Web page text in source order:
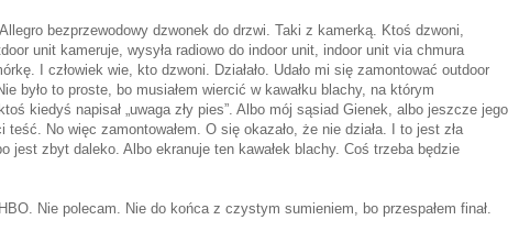
bezprzewodowy dzwonek do drzwi. Taki z kamerką. Ktoś dzwoni,
unit kameruje, wysyła radiowo do indoor unit, indoor unit via chmura
I człowiek wie, kto dzwoni. Działało. Udało mi się zamontować outdoor
było to proste, bo musiałem wiercić w kawałku blachy, na którym
kiedyś napisał „uwaga zły pies”. Albo mój sąsiad Gienek, albo jeszcze jego
teść. No więc zamontowałem. O się okazało, że nie działa. I to jest zła
jest zbyt daleko. Albo ekranuje ten kawałek blachy. Coś trzeba będzie
HBO. Nie polecam. Nie do końca z czystym sumieniem, bo przespałem finał.